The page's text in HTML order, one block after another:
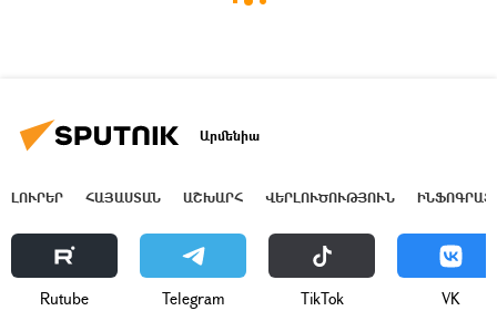
Արմենիա
ԼՈՒՐԵՐ ՀԱՅԱՍՏԱՆ ԱՇԽԱՐՀ ՎԵՐԼՈՒԾՈՒԹՅՈՒՆ
Rutube Telegram ТikТоk VK